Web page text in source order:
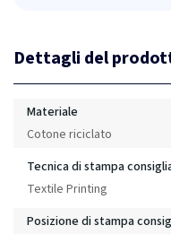
Dettagli del
Materiale
Cotone riciclato
Tecnica di stampa
Textile Printing
Posizione di stampa